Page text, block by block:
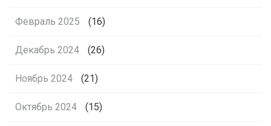
Февраль 2025 (16)
Декабрь 2024 (26)
Ноябрь 2024 (21)
Октябрь 2024 (15)